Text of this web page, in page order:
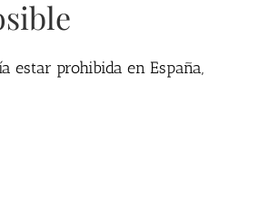
estar prohibida en España,